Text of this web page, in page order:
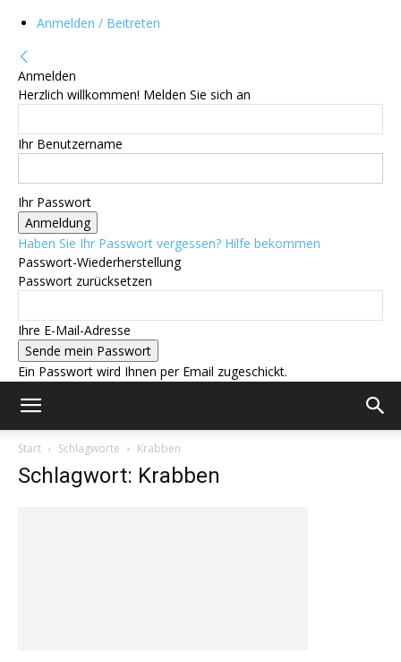
Anmelden / Beitreten
Anmelden
Herzlich willkommen! Melden Sie sich an
Ihr Benutzername
Ihr Passwort
Haben Sie Ihr Passwort vergessen? Hilfe bekommen
Passwort-Wiederherstellung
Passwort zurücksetzen
Ihre E-Mail-Adresse
Ein Passwort wird Ihnen per Email zugeschickt.
Start Schlagworte Krabben
Schlagwort: Krabben